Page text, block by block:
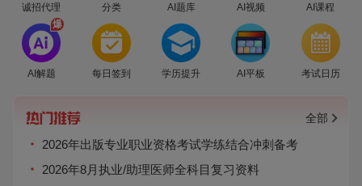
诚招代理 分类 AI题库 AI视频 AI课程
爆
AI解题 每日签到 学历提升 AI平板 考试日历
全部
2026年出版专业职业资格考试学练结合冲刺备考
2026年8月执业/助理医师全科目复习资料